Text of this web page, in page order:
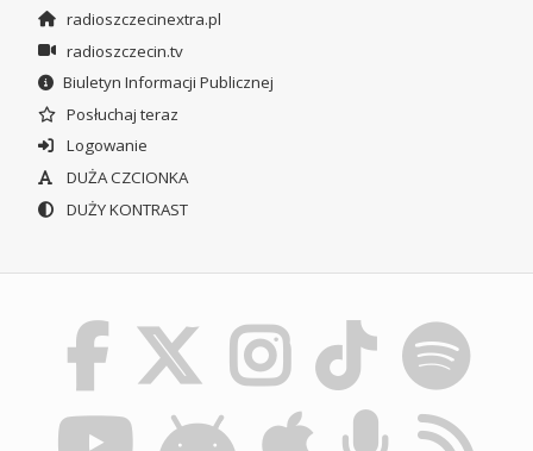
radioszczecinextra.pl
radioszczecin.tv
Biuletyn Informacji Publicznej
Posłuchaj teraz
Logowanie
DUŻA CZCIONKA
DUŻY KONTRAST